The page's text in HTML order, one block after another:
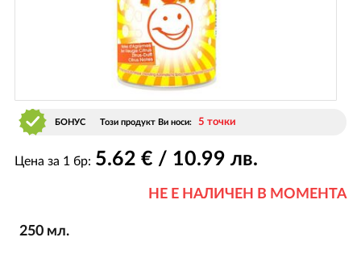
БОНУС Този продукт Ви носи: 5 точки
Цена за 1 бр: 5.62 € / 10.99 лв.
НЕ Е НАЛИЧЕН В МОМЕНТА
250 мл.